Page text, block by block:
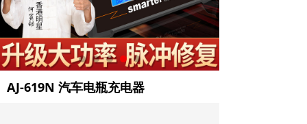
AJ-619N 汽车电瓶充电器